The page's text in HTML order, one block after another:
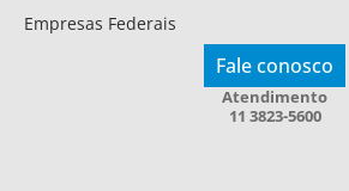
Empresas Federais
Fale conosco
Atendimento
11 3823-5600